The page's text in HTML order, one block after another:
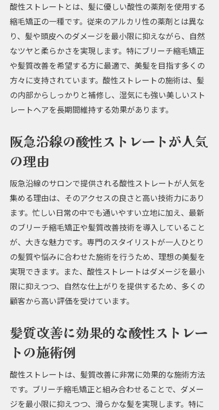
酸性ストレートとは、髪に優しい酸性の薬剤を使用する
縮毛矯正の一種です。従来のアルカリ性の薬剤とは異な
り、髪や頭皮へのダメージを最小限に抑えながら、自然
なツヤと柔らかさを実現します。特にブリーチ縮毛矯正
や髪質改善を希望する方に最適で、美髪を目指す多くの
方々に支持されています。酸性ストレートの施術は、髪
の内部からしっかりと補修し、湿気にも強い美しいスト
レートヘアを長期間維持する効果があります。
阪急沿線の酸性ストレートが人気
の理由
阪急沿線のサロンで提供される酸性ストレートが人気を
集める理由は、そのアクセスの良さと高い技術力にあり
ます。忙しい日常の中でも通いやすい立地に加え、最新
のブリーチ縮毛矯正や髪質改善技術を導入していること
が、大きな魅力です。専門のスタイリストが一人ひとり
の髪質や悩みに合わせた施術を行うため、理想の美髪を
実現できます。また、酸性ストレートはダメージを最小
限に抑えつつ、自然な仕上がりを提供するため、多くの
顧客から高い評価を受けています。
髪質改善に効果的な酸性ストレー
トの施術例
酸性ストレートは、髪質改善に非常に効果的な施術方法
です。ブリーチ縮毛矯正と組み合わせることで、ダメー
ジを最小限に抑えつつ、滑らかな髪を実現します。特に